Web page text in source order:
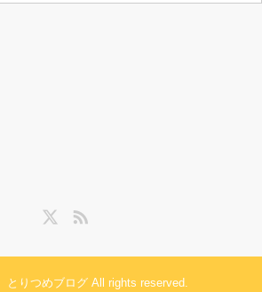
とりつめブログAll rights reserved.